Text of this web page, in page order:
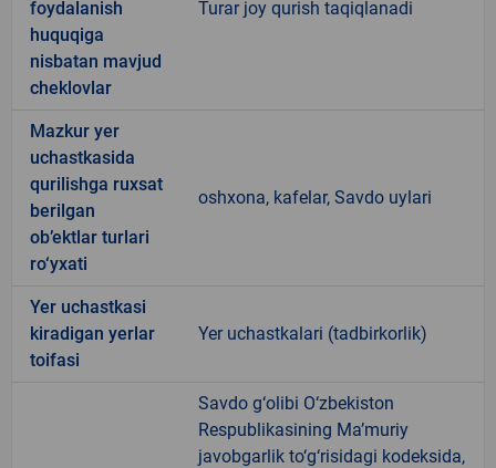
foydalanish
huquqiga
nisbatan mavjud
cheklovlar
Turar joy qurish taqiqlanadi
Mazkur yer
uchastkasida
qurilishga ruxsat
berilgan
ob’ektlar turlari
ro‘yxati
oshxona, kafelar, Savdo uylari
Yer uchastkasi
kiradigan yerlar
toifasi
Yer uchastkalari (tadbirkorlik)
Savdo g‘olibi O‘zbekiston
Respublikasining Ma’muriy
javobgarlik to‘g‘risidagi kodeksida,